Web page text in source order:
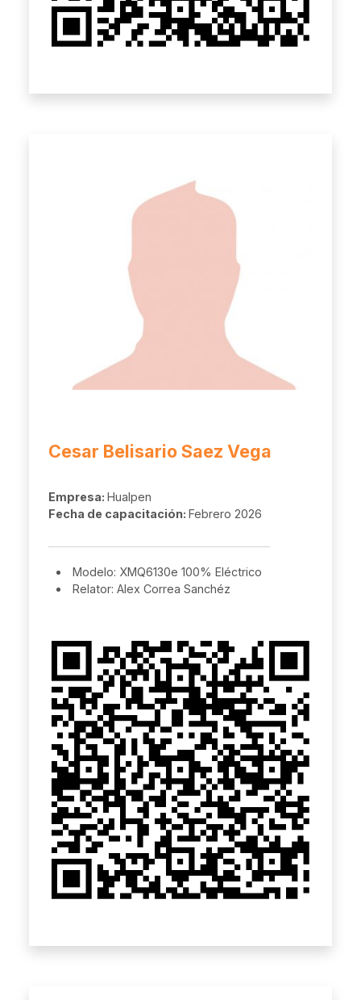
Cesar Belisario Saez Vega
Empresa: Hualpen
Fecha de capacitación: Febrero 2026
Modelo: XMQ6130e 100% Eléctrico
Relator: Alex Correa Sanchéz